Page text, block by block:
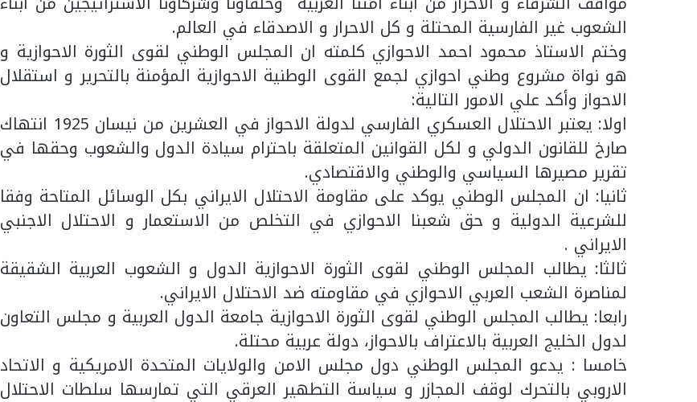
الشعوب غير الفارسية المحتلة و كل الاحرار و الاصدقاء في العالم.
وختم الاستاذ محمود احمد الاحوازي كلمته ان المجلس الوطني لقوى الثورة الاحوازية و
هو نواة مشروع وطني احوازي لجمع القوى الوطنية الاحوازية المؤمنة بالتحرير و استقلال
الاحواز وأكد علي الامور التالية:
اولا: يعتبر الاحتلال العسكري الفارسي لدولة الاحواز في العشرين من نيسان 1925 انتهاك
صارخ للقانون الدولي و لكل القوانين المتعلقة باحترام سيادة الدول والشعوب وحقها في
تقرير مصيرها السياسي والوطني والاقتصادي.
ثانيا: ان المجلس الوطني يوكد على مقاومة الاحتلال الايراني بكل الوسائل المتاحة وفقا
للشرعية الدولية و حق شعبنا الاحوازي في التخلص من الاستعمار و الاحتلال الاجنبي
الايراني .
ثالثا: يطالب المجلس الوطني لقوى الثورة الاحوازية الدول و الشعوب العربية الشقيقة
لمناصرة الشعب العربي الاحوازي في مقاومته ضد الاحتلال الايراني.
رابعا: يطالب المجلس الوطني لقوى الثورة الاحوازية جامعة الدول العربية و مجلس التعاون
لدول الخليج العربية بالاعتراف بالاحواز، دولة عربية محتلة.
خامسا : يدعو المجلس الوطني دول مجلس الامن والولايات المتحدة الامريكية و الاتحاد
الاروبي بالتحرك لوقف المجازر و سياسة التطهير العرقي التي تمارسها سلطات الاحتلال